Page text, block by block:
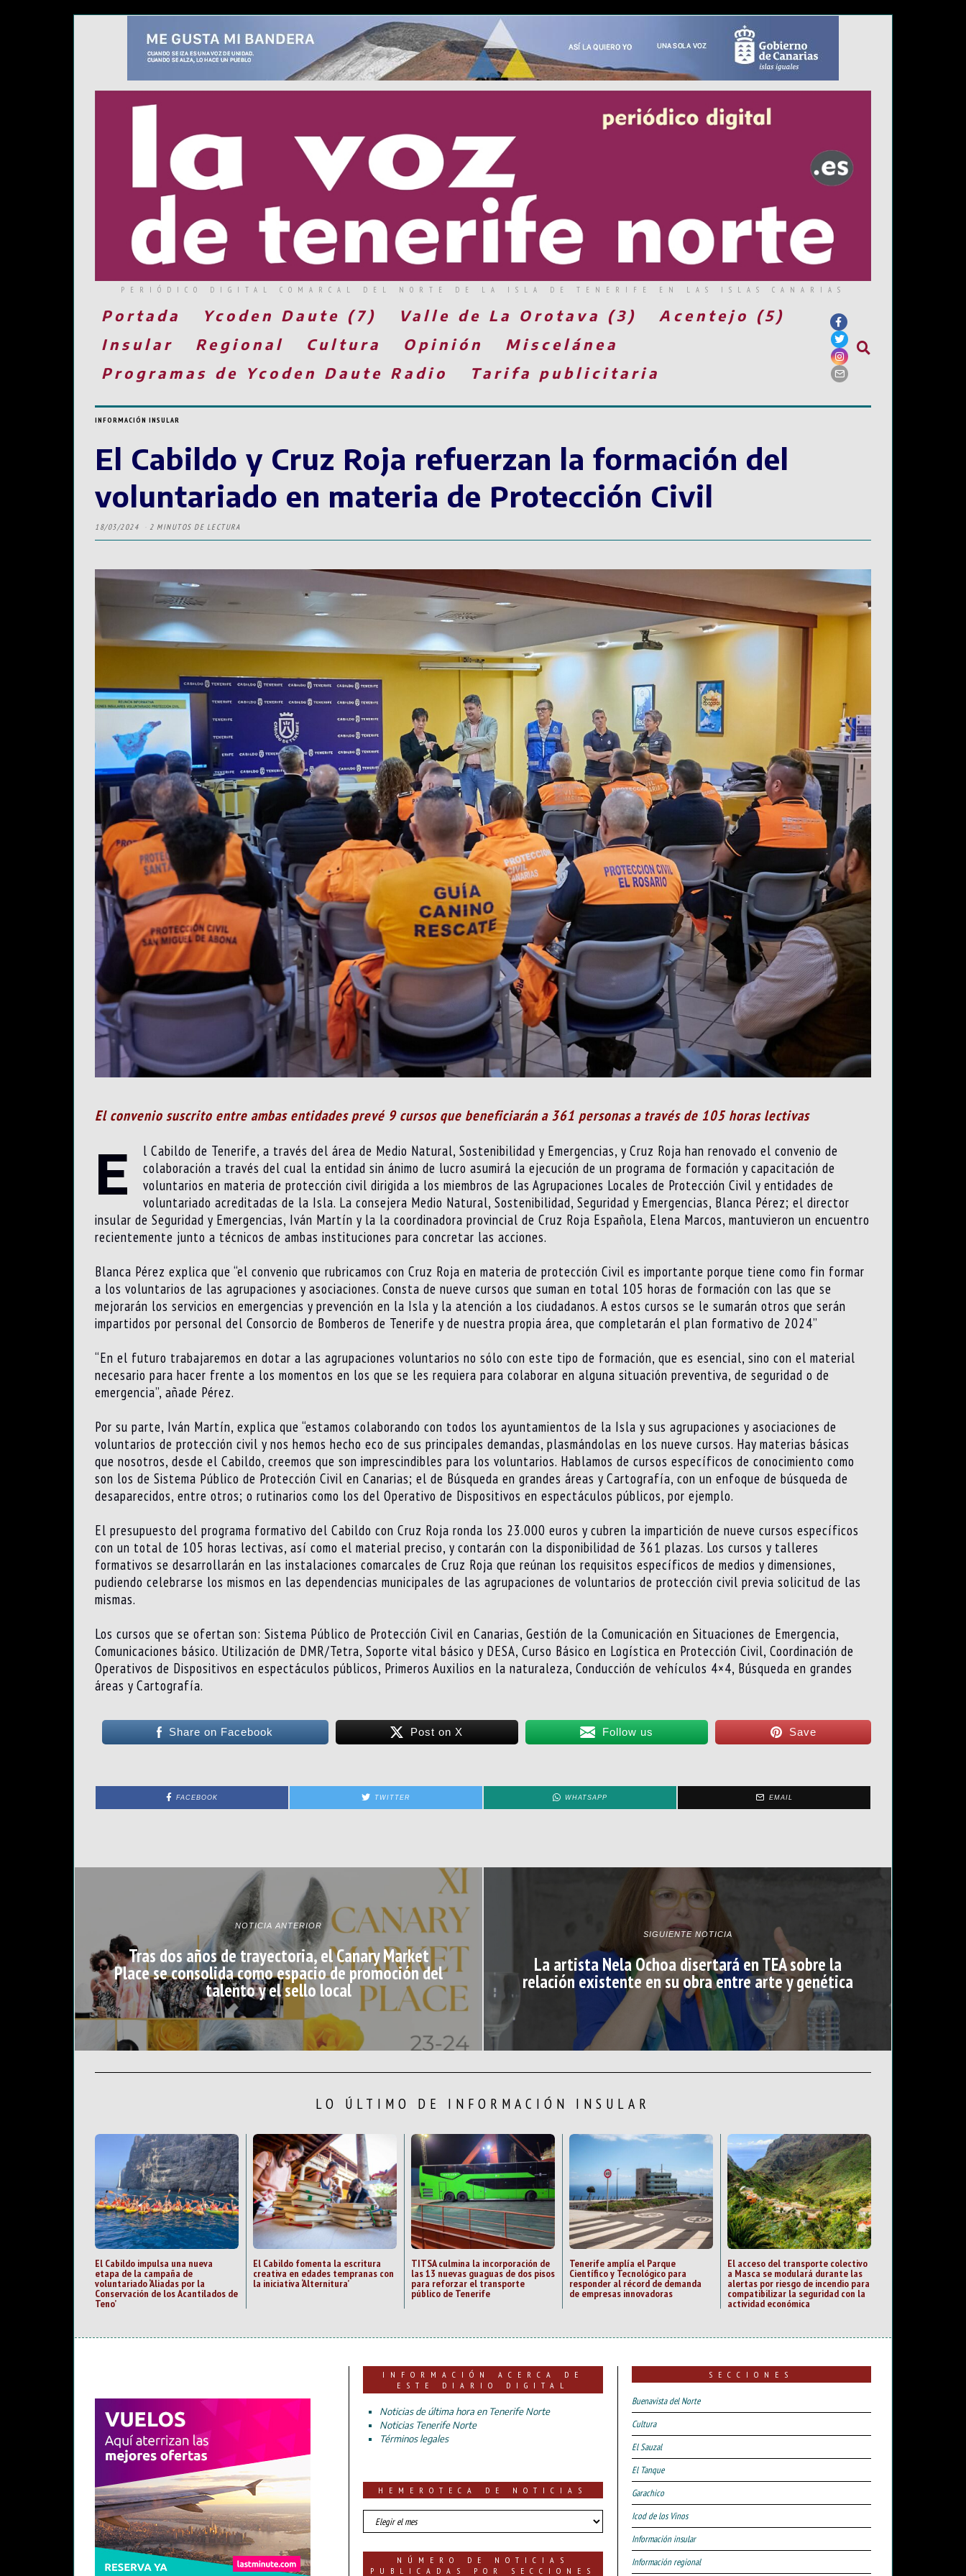
PERIÓDICO DIGITAL COMARCAL DEL NORTE DE LA ISLA DE TENERIFE EN LAS ISLAS CANARIAS
Portada Ycoden Daute (7) Valle de La Orotava (3)
Acentejo (5)
Insular
Regional Cultura Opinión
Miscelánea
Programas de Ycoden Daute Radio
Tarifa publicitaria
INFORMACIÓN INSULAR
El Cabildo y Cruz Roja refuerzan la formación del
voluntariado en materia de Protección Civil
18/03/2024 2 MINUTOS DE LECTURA
El convenio suscrito entre ambas entidades prevé 9 cursos que beneficiarán a 361 personas a través de 105 horas lectivas
E
l Cabildo de Tenerife, a través del área de Medio Natural, Sostenibilidad y Emergencias, y Cruz Roja han renovado el convenio de
colaboración a través del cual la entidad sin ánimo de lucro asumirá la ejecución de un programa de formación y capacitación de
voluntarios en materia de protección civil dirigida a los miembros de las Agrupaciones Locales de Protección Civil y entidades de
voluntariado acreditadas de la Isla. La consejera Medio Natural, Sostenibilidad, Seguridad y Emergencias, Blanca Pérez; el director
insular de Seguridad y Emergencias, Iván Martín y la la coordinadora provincial de Cruz Roja Española, Elena Marcos, mantuvieron un encuentro
recientemente junto a técnicos de ambas instituciones para concretar las acciones.
Blanca Pérez explica que “el convenio que rubricamos con Cruz Roja en materia de protección Civil es importante porque tiene como fin formar
a los voluntarios de las agrupaciones y asociaciones. Consta de nueve cursos que suman en total 105 horas de formación con las que se
mejorarán los servicios en emergencias y prevención en la Isla y la atención a los ciudadanos. A estos cursos se le sumarán otros que serán
impartidos por personal del Consorcio de Bomberos de Tenerife y de nuestra propia área, que completarán el plan formativo de 2024”
“En el futuro trabajaremos en dotar a las agrupaciones voluntarios no sólo con este tipo de formación, que es esencial, sino con el material
necesario para hacer frente a los momentos en los que se les requiera para colaborar en alguna situación preventiva, de seguridad o de
emergencia”, añade Pérez.
Por su parte, Iván Martín, explica que “estamos colaborando con todos los ayuntamientos de la Isla y sus agrupaciones y asociaciones de
voluntarios de protección civil y nos hemos hecho eco de sus principales demandas, plasmándolas en los nueve cursos. Hay materias básicas
que nosotros, desde el Cabildo, creemos que son imprescindibles para los voluntarios. Hablamos de cursos específicos de conocimiento como
son los de Sistema Público de Protección Civil en Canarias; el de Búsqueda en grandes áreas y Cartografía, con un enfoque de búsqueda de
desaparecidos, entre otros; o rutinarios como los del Operativo de Dispositivos en espectáculos públicos, por ejemplo.
El presupuesto del programa formativo del Cabildo con Cruz Roja ronda los 23.000 euros y cubren la impartición de nueve cursos específicos
con un total de 105 horas lectivas, así como el material preciso, y contarán con la disponibilidad de 361 plazas. Los cursos y talleres
formativos se desarrollarán en las instalaciones comarcales de Cruz Roja que reúnan los requisitos específicos de medios y dimensiones,
pudiendo celebrarse los mismos en las dependencias municipales de las agrupaciones de voluntarios de protección civil previa solicitud de las
mismas.
Los cursos que se ofertan son: Sistema Público de Protección Civil en Canarias, Gestión de la Comunicación en Situaciones de Emergencia,
Comunicaciones básico. Utilización de DMR/Tetra, Soporte vital básico y DESA, Curso Básico en Logística en Protección Civil, Coordinación de
Operativos de Dispositivos en espectáculos públicos, Primeros Auxilios en la naturaleza, Conducción de vehículos 4×4, Búsqueda en grandes
áreas y Cartografía.
Share on Facebook Post on X Follow us Save
FACEBOOK TWITTER WHATSAPP EMAIL
NOTICIA ANTERIOR
Tras dos años de trayectoria, el Canary Market
Place se consolida como espacio de promoción del
talento y el sello local
SIGUIENTE NOTICIA
La artista Nela Ochoa disertará en TEA sobre la
relación existente en su obra entre arte y genética
LO ÚLTIMO DE INFORMACIÓN INSULAR
El Cabildo impulsa una nueva
etapa de la campaña de
voluntariado ‘Aliadas por la
Conservación de los Acantilados de
Teno’
El Cabildo fomenta la escritura
creativa en edades tempranas con
la iniciativa ‘Alternitura’
TITSA culmina la incorporación de
las 13 nuevas guaguas de dos pisos
para reforzar el transporte
público de Tenerife
Tenerife amplía el Parque
Científico y Tecnológico para
responder al récord de demanda
de empresas innovadoras
El acceso del transporte colectivo
a Masca se modulará durante las
alertas por riesgo de incendio para
compatibilizar la seguridad con la
actividad económica
INFORMACIÓN ACERCA DE
ESTE DIARIO DIGITAL
Noticias de última hora en Tenerife Norte
Noticias Tenerife Norte
Términos legales
HEMEROTECA DE NOTICIAS
HEMEROTECA
DE
NÚMERO DE NOTICIAS
PUBLICADAS POR SECCIONES
SECCIONES
Buenavista del Norte
Cultura
El Sauzal
El Tanque
Garachico
Icod de los Vinos
Información insular
Información regional